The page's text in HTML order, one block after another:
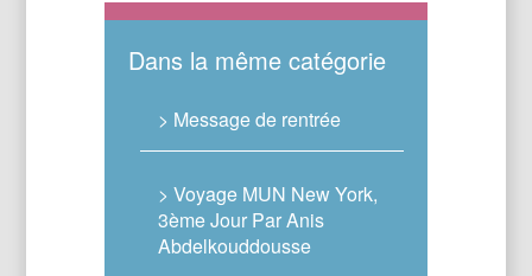
Dans la même catégorie
> Message de rentrée
> Voyage MUN New York,
3ème Jour Par Anis
Abdelkouddousse